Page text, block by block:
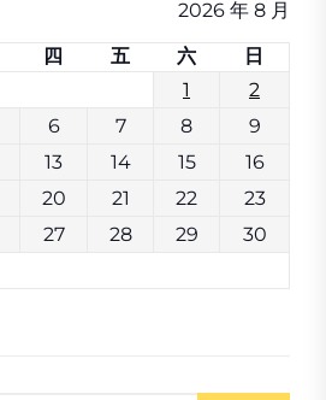
2026 年 8 月
四 五 六
日
1
2
6 7 8
9
13 14 15
16
20 21 22
23
27 28 29
30